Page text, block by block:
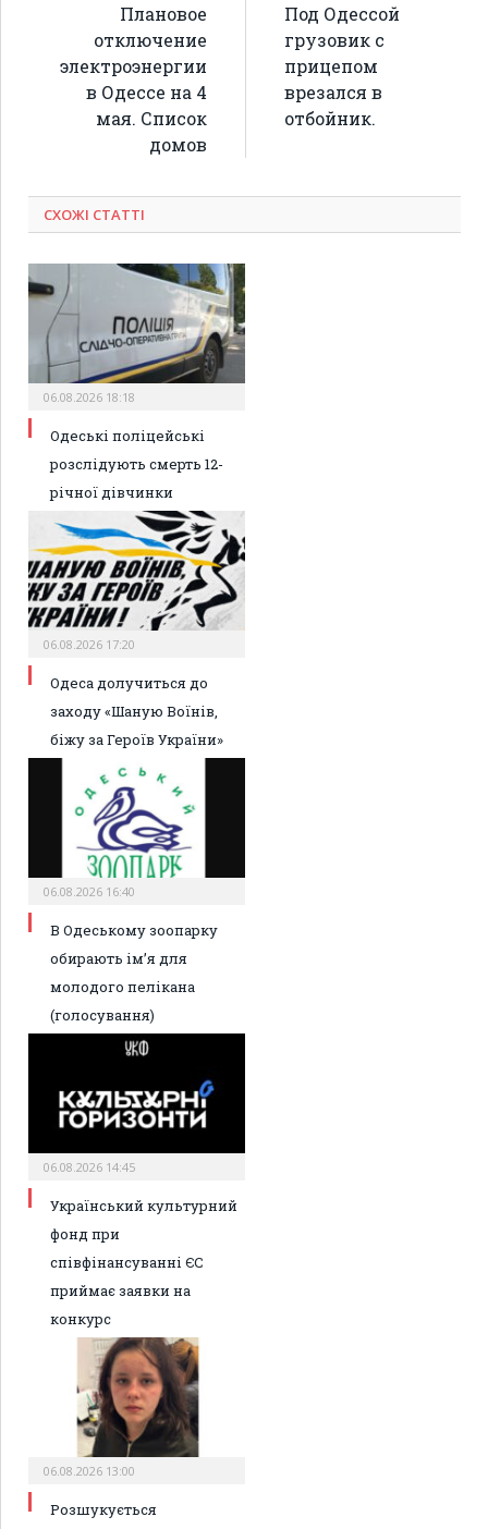
Плановое
отключение
электроэнергии
в Одессе на 4
мая. Список
домов
Под Одессой
грузовик с
прицепом
врезался в
отбойник.
СХОЖІ СТАТТІ
06.08.2026 18:18
Одеські поліцейські
розслідують смерть 12-
річної дівчинки
06.08.2026 17:20
Одеса долучиться до
заходу «Шаную Воїнів,
біжу за Героїв України»
06.08.2026 16:40
В Одеському зоопарку
обирають ім’я для
молодого пелікана
(голосування)
06.08.2026 14:45
Український культурний
фонд при
співфінансуванні ЄС
приймає заявки на
конкурс
06.08.2026 13:00
Розшукується